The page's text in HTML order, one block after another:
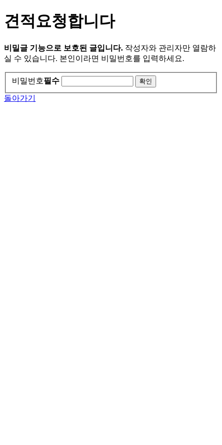
견적요청합니다
비밀글 기능으로 보호된 글입니다. 작성자와 관리자만 열람하
실 수 있습니다. 본인이라면 비밀번호를 입력하세요.
비밀번호필수
돌아가기